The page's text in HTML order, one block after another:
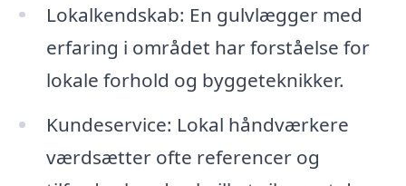
Lokalkendskab: En gulvlægger med
erfaring i området har forståelse for
lokale forhold og byggeteknikker.
Kundeservice: Lokal håndværkere
værdsætter ofte referencer og